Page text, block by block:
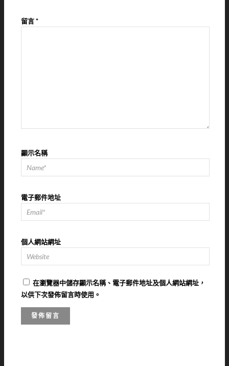
留言*
顯示名稱
電子郵件地址
個人網站網址
在瀏覽器中儲存顯示名稱、電子郵件地址及個人網站網址，
以供下次發佈留言時使用。